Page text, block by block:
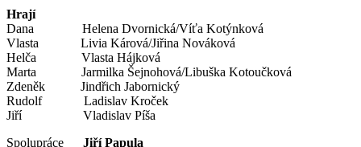
Hrají
Dana Helena Dvornická/Víťa Kotýnková
Vlasta Livia Kárová/Jiřina Nováková
Helča Vlasta Hájková
Marta Jarmilka Šejnohová/Libuška Kotoučková
Zdeněk Jindřich Jabornický
Rudolf Ladislav Kroček
Jiří Vladislav Píša
Spolupráce Jiří Papula